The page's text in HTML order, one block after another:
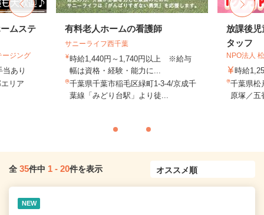
ムステ
ージング
あり
エリア
有料老人ホームの看護師
サニーライフ西千葉
時給1,440円～1,740円以上 ※給与
幅は資格・経験・能力に...
千葉県千葉市稲毛区緑町1-3-4/京成千
葉線「みどり台駅」より徒...
放課後児
タッフ
NPO法人
時給
千葉県松
原塚／
全 35件中 1 - 20件を表示
NEW